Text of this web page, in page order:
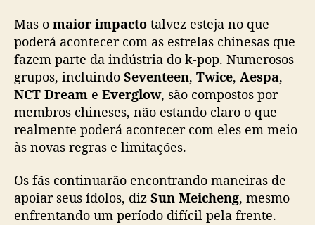
Mas o maior impacto talvez esteja no que
poderá acontecer com as estrelas chinesas que
fazem parte da indústria do k-pop. Numerosos
grupos, incluindo Seventeen, Twice, Aespa,
NCT Dream e Everglow, são compostos por
membros chineses, não estando claro o que
realmente poderá acontecer com eles em meio
às novas regras e limitações.
Os fãs continuarão encontrando maneiras de
apoiar seus ídolos, diz Sun Meicheng, mesmo
enfrentando um período difícil pela frente.